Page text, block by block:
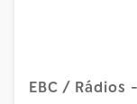
EBC / Rádios